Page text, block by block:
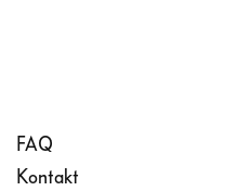
FAQ
Kontakt